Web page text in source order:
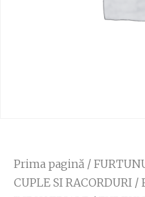
Prima pagină /
CUPLE SI RACORDURI /